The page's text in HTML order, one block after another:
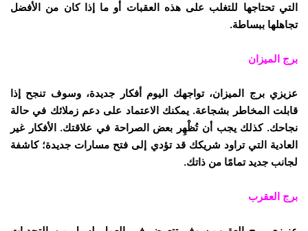
التي تحتاجها للتغلب على هذه العقبات أو ما إذا كان من الأفضل
تجاهلها ببساطة.
برج الميزان
عزيزي برج الميزان، تواجهك اليوم أفكار جديدة، وسوف تنجح إذا
قابلت المخاطر بشجاعة. يمكنك الاعتماد على دعم زملائك في حالة
نجاحك. كذلك يجب أن تُظْهِر بعض الصراحة في علاقتك. الأفكار غير
العادية التي تراود شريكك قد تؤدي إلى فتح مسارات جديدة؛ كاشفة
لجانب جديد تمامًا من ذاتك.
برج العقرب